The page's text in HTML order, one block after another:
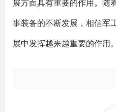
展方面具有重要的作用。随
事装备的不断发展，相信军
展中发挥越来越重要的作用。